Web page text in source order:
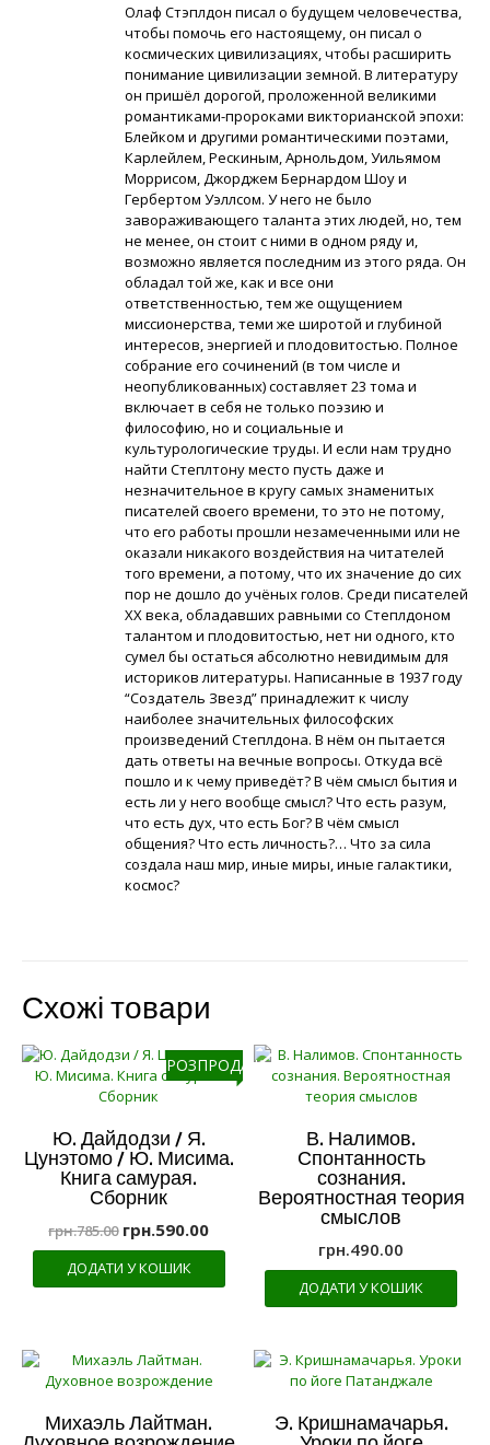
Олаф Стэплдон писал о будущем человечества,
чтобы помочь его настоящему, он писал о
космических цивилизациях, чтобы расширить
понимание цивилизации земной. В литературу
он пришёл дорогой, проложенной великими
романтиками-пророками викторианской эпохи:
Блейком и другими романтическими поэтами,
Карлейлем, Рескиным, Арнольдом, Уильямом
Моррисом, Джорджем Бернардом Шоу и
Гербертом Уэллсом. У него не было
завораживающего таланта этих людей, но, тем
не менее, он стоит с ними в одном ряду и,
возможно является последним из этого ряда. Он
обладал той же, как и все они
ответственностью, тем же ощущением
миссионерства, теми же широтой и глубиной
интересов, энергией и плодовитостью. Полное
собрание его сочинений (в том числе и
неопубликованных) составляет 23 тома и
включает в себя не только поэзию и
философию, но и социальные и
культурологические труды. И если нам трудно
найти Степлтону место пусть даже и
незначительное в кругу самых знаменитых
писателей своего времени, то это не потому,
что его работы прошли незамеченными или не
оказали никакого воздействия на читателей
того времени, а потому, что их значение до сих
пор не дошло до учёных голов. Среди писателей
ХХ века, обладавших равными со Степлдоном
талантом и плодовитостью, нет ни одного, кто
сумел бы остаться абсолютно невидимым для
историков литературы. Написанные в 1937 году
“Создатель Звезд” принадлежит к числу
наиболее значительных философских
произведений Степлдона. В нём он пытается
дать ответы на вечные вопросы. Откуда всё
пошло и к чему приведёт? В чём смысл бытия и
есть ли у него вообще смысл? Что есть разум,
что есть дух, что есть Бог? В чём смысл
общения? Что есть личность?… Что за сила
создала наш мир, иные миры, иные галактики,
космос?
Схожі товари
РОЗПРОДАЖ!
Ю. Дайдодзи / Я.
Цунэтомо / Ю. Мисима.
Книга самурая.
Сборник
грн.785.00 грн.590.00
ДОДАТИ У КОШИК
В. Налимов.
Спонтанность
сознания.
Вероятностная теория
смыслов
грн.490.00
ДОДАТИ У КОШИК
Михаэль Лайтман.
Э. Кришнамачарья.